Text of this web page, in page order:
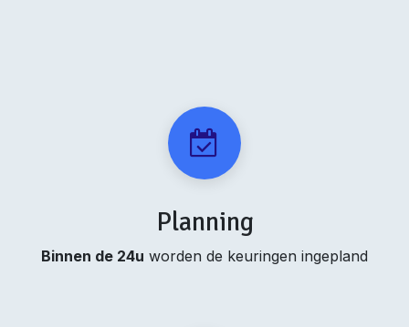
Planning
Binnen de 24u worden de keuringen ingepland